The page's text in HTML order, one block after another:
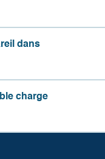
dans
charge